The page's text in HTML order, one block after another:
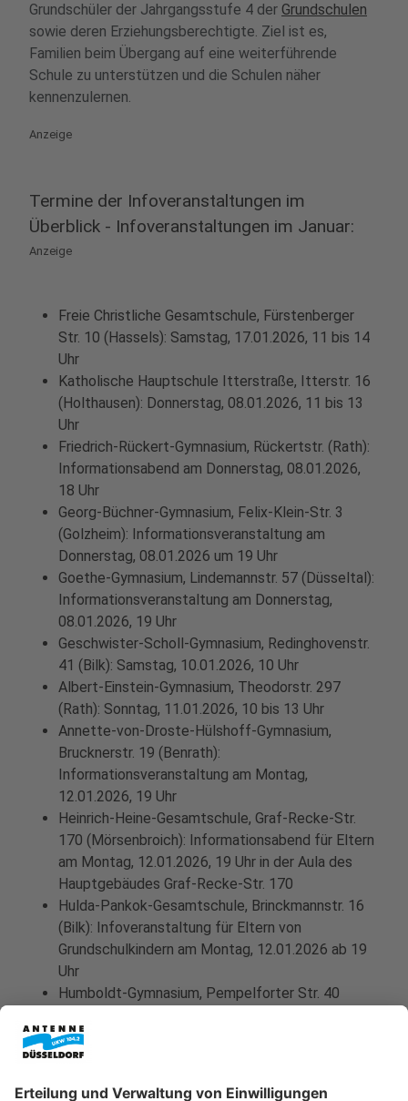
Grundschüler der Jahrgangsstufe 4 der Grundschulen
sowie deren Erziehungsberechtigte. Ziel ist es,
Familien beim Übergang auf eine weiterführende
Schule zu unterstützen und die Schulen näher
kennenzulernen.
Anzeige
Termine der Infoveranstaltungen im
Überblick - Infoveranstaltungen im Januar:
Anzeige
Freie Christliche Gesamtschule, Fürstenberger
Str. 10 (Hassels): Samstag, 17.01.2026, 11 bis 14
Uhr
Katholische Hauptschule Itterstraße, Itterstr. 16
(Holthausen): Donnerstag, 08.01.2026, 11 bis 13
Uhr
Friedrich-Rückert-Gymnasium, Rückertstr. (Rath):
Informationsabend am Donnerstag, 08.01.2026,
18 Uhr
Georg-Büchner-Gymnasium, Felix-Klein-Str. 3
(Golzheim): Informationsveranstaltung am
Donnerstag, 08.01.2026 um 19 Uhr
Goethe-Gymnasium, Lindemannstr. 57 (Düsseltal):
Informationsveranstaltung am Donnerstag,
08.01.2026, 19 Uhr
Geschwister-Scholl-Gymnasium, Redinghovenstr.
41 (Bilk): Samstag, 10.01.2026, 10 Uhr
Albert-Einstein-Gymnasium, Theodorstr. 297
(Rath): Sonntag, 11.01.2026, 10 bis 13 Uhr
Annette-von-Droste-Hülshoff-Gymnasium,
Brucknerstr. 19 (Benrath):
Informationsveranstaltung am Montag,
12.01.2026, 19 Uhr
Heinrich-Heine-Gesamtschule, Graf-Recke-Str.
170 (Mörsenbroich): Informationsabend für Eltern
am Montag, 12.01.2026, 19 Uhr in der Aula des
Hauptgebäudes Graf-Recke-Str. 170
Hulda-Pankok-Gesamtschule, Brinckmannstr. 16
(Bilk): Infoveranstaltung für Eltern von
Grundschulkindern am Montag, 12.01.2026 ab 19
Uhr
Humboldt-Gymnasium, Pempelforter Str. 40
12.01.2026, 19.30 Uhr
Gemeinschaftshauptschule Graf-Recke-Straße,